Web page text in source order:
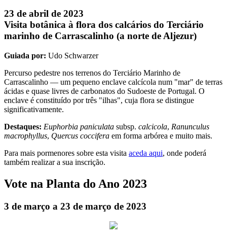
23 de abril de 2023
Visita botânica à flora dos calcários do Terciário
marinho de Carrascalinho (a norte de Aljezur)
Guiada por: Udo Schwarzer
Percurso pedestre nos terrenos do Terciário Marinho de
Carrascalinho — um pequeno enclave calcícola num "mar" de terras
ácidas e quase livres de carbonatos do Sudoeste de Portugal. O
enclave é constituído por três "ilhas", cuja flora se distingue
significativamente.
Destaques: Euphorbia paniculata subsp. calcicola, Ranunculus
macrophyllus, Quercus coccifera em forma arbórea e muito mais.
Para mais pormenores sobre esta visita aceda aqui, onde poderá
também realizar a sua inscrição.
Vote na Planta do Ano 2023
3 de março a 23 de março de 2023